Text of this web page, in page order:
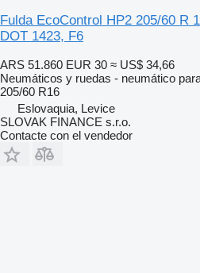
Fulda EcoControl HP2 205/60 R
DOT 1423, F6
ARS 51.860 EUR 30 ≈ US$ 34,66
Neumáticos y ruedas - neumático
205/60 R16
Eslovaquia, Levice
SLOVAK FINANCE s.r.o.
Contacte con el vendedor